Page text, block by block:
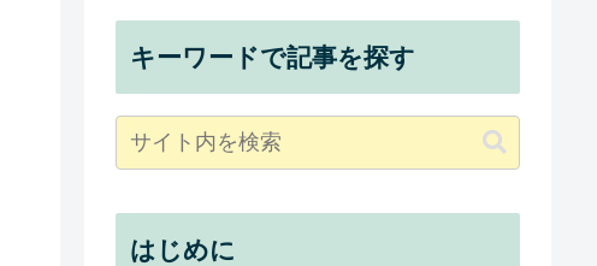
キーワードで記事を探す
はじめに